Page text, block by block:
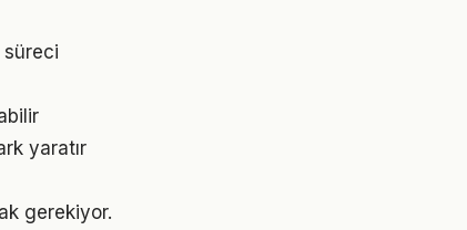
süreci
yaratır
gerekiyor.